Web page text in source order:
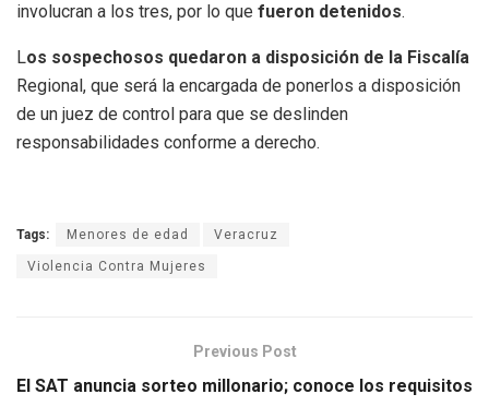
involucran a los tres, por lo que fueron detenidos.
Los sospechosos quedaron a disposición de la Fiscalía
Regional, que será la encargada de ponerlos a disposición
de un juez de control para que se deslinden
responsabilidades conforme a derecho.
Tags: Menores de edad Veracruz
Violencia Contra Mujeres
Previous Post
El SAT anuncia sorteo millonario; conoce los requisitos